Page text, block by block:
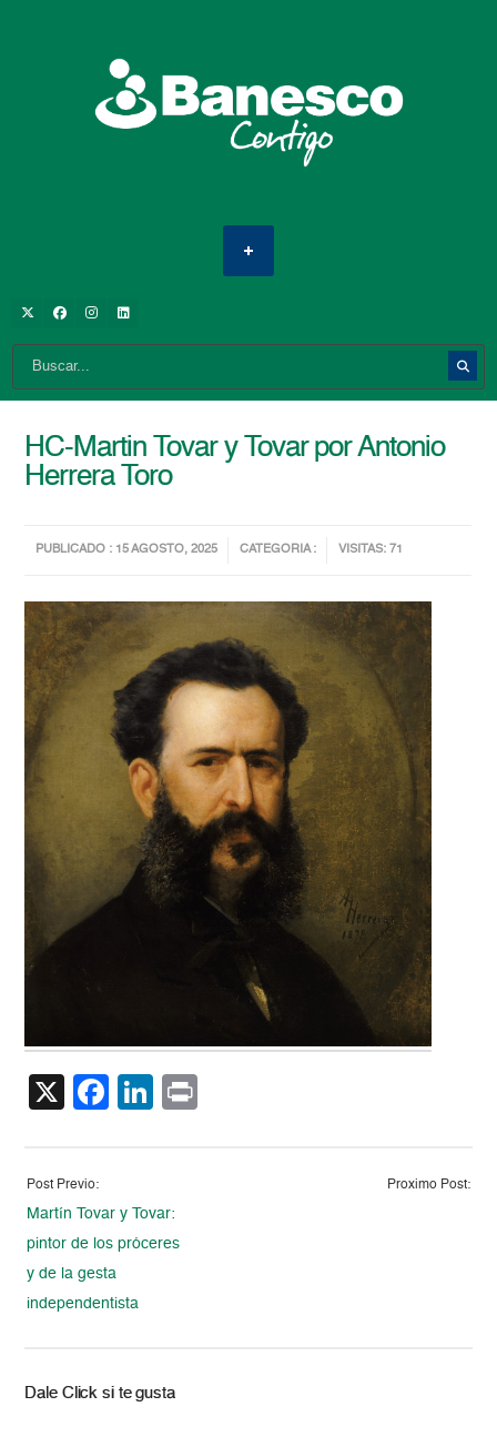
HC-Martin Tovar y Tovar por Antonio
Herrera Toro
PUBLICADO : 15 AGOSTO, 2025 CATEGORIA : VISITAS: 71
X Facebook
LinkedIn
Post Previo:
Martín Tovar y Tovar:
pintor de los próceres
y de la gesta
independentista
Proximo Post:
Dale Click si te gusta